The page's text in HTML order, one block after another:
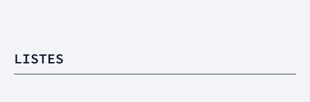
LISTES